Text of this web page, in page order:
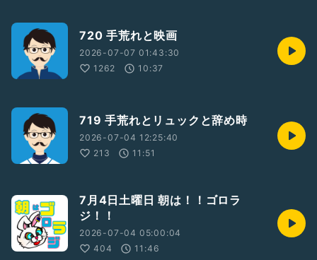
720 手荒れと映画
2026-07-07 01:43:30
1262
10:37
719 手荒れとリュックと辞め時
2026-07-04 12:25:40
213
11:51
7月4日土曜日 朝は！！ゴロラ
ジ！！
2026-07-04 05:00:04
404
11:46